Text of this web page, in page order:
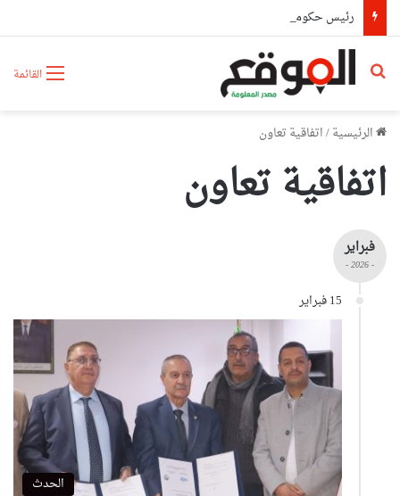
القائمة بحث عن
الرئيسية/اتفاقية تعاون
اتفاقية تعاون
فبراير
- 2026 -
15 فبراير
الحدث